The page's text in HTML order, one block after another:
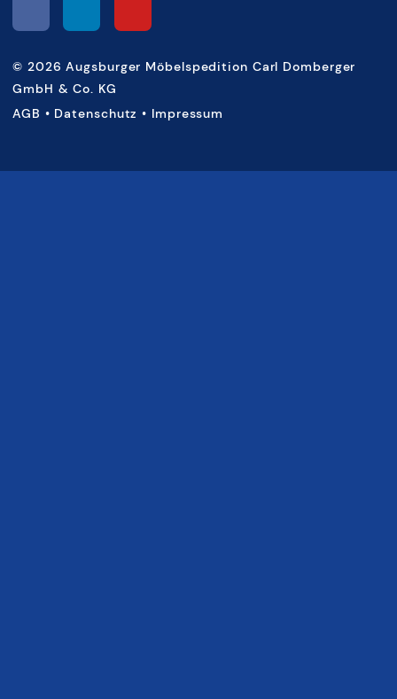
© 2026 Augsburger Möbelspedition Carl Domberger
GmbH & Co. KG
AGB • Datenschutz • Impressum